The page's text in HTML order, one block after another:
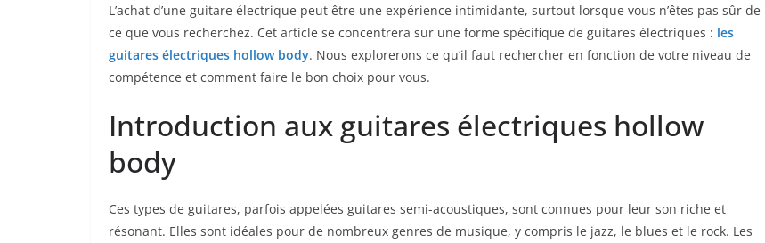
L’achat ⁤d’une guitare ⁤électrique peut être une expérience ‍intimidante, ⁣surtout lorsque vous n’êtes pas ​sûr ⁢de
ce que vous recherchez. Cet article se concentrera sur une forme spécifique⁢ de ⁣guitares électriques : ⁢les
guitares électriques hollow body. Nous explorerons ce qu’il faut rechercher en‌ fonction ​de votre⁢ niveau de‌
compétence et ‌comment faire le bon choix pour vous.
Introduction‌ aux guitares​ électriques hollow​
body
Ces types de guitares, parfois appelées guitares semi-acoustiques, sont⁣ connues pour leur son riche et
résonant. Elles sont idéales⁤ pour de nombreux genres de musique, y compris‍ le jazz, le blues et le rock. Les